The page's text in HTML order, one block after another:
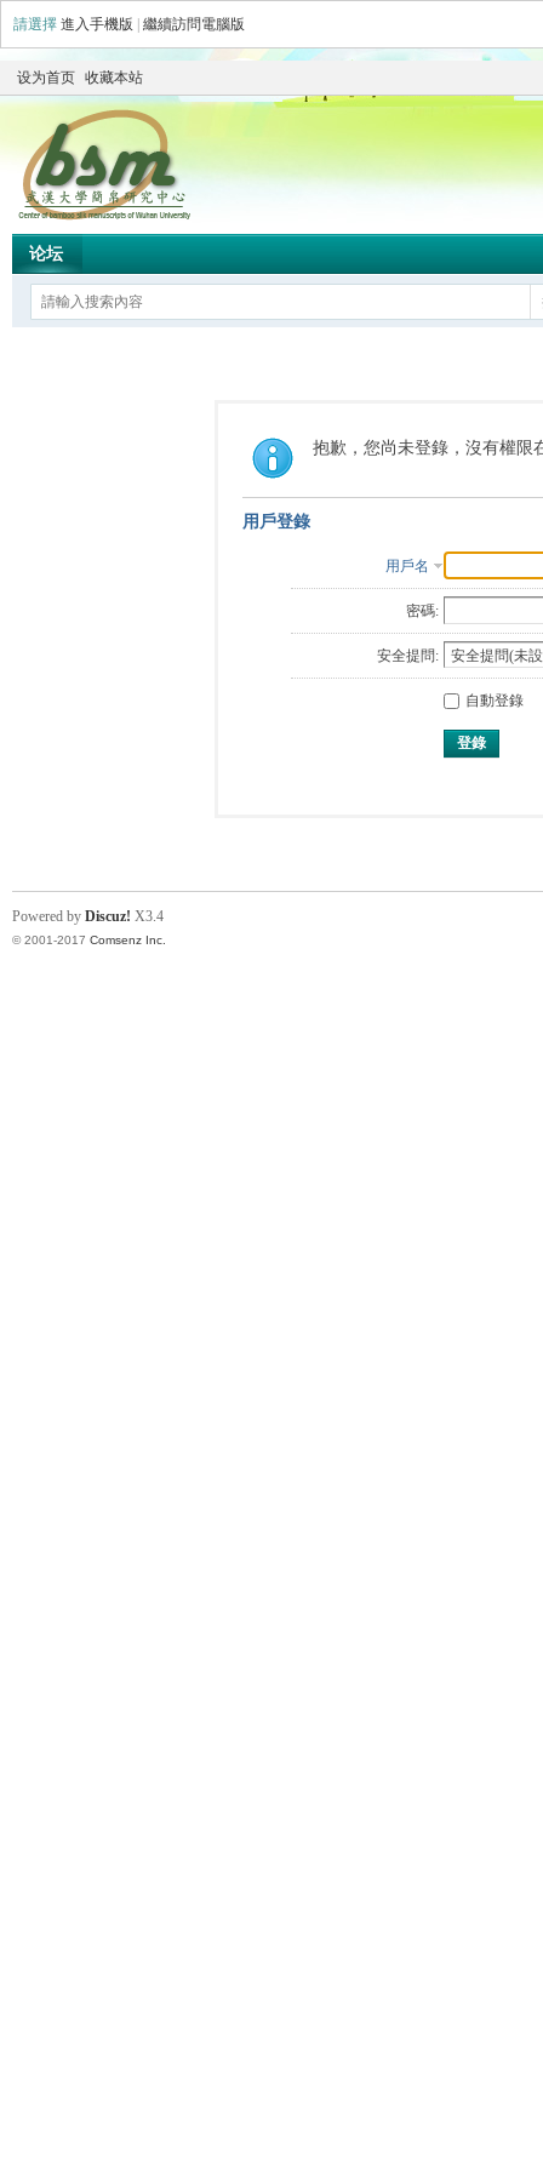
請選擇 進入手機版 繼續訪問電腦版
设为首页 收藏本站
论坛
抱歉，您尚未登錄，沒有權限
用戶登錄
用戶名
密碼:
安全提問:
自動登錄
登錄
Powered by Discuz! X3.4
© 2001-2017 Comsenz Inc.